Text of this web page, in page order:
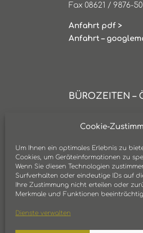
Cookie-
Um Ihnen ein optimales Erlebnis zu
Cookies, um Geräteinformationen zu
Wenn Sie diesen Technologien
Surfverhalten oder eindeutige IDs auf
Ihre Zustimmung nicht erteilen oder
Merkmale und Funktionen
Dienste verwalten
Fax 08621 / 9876-50
Anfahrt pdf >
Anfahrt –
BÜROZEITEN –
Montag:
Dienstag:
Mittwoch: